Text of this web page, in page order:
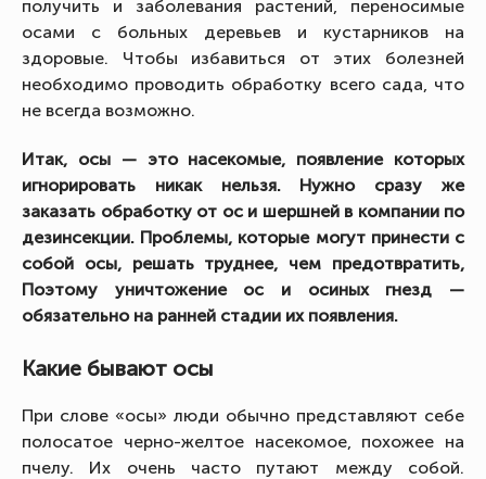
получить и заболевания растений, переносимые
осами с больных деревьев и кустарников на
здоровые. Чтобы избавиться от этих болезней
необходимо проводить обработку всего сада, что
не всегда возможно.
Итак, осы — это насекомые, появление которых
игнорировать никак нельзя. Нужно сразу же
заказать обработку от ос и шершней в компании по
дезинсекции. Проблемы, которые могут принести с
собой осы, решать труднее, чем предотвратить,
Поэтому уничтожение ос и осиных гнезд —
обязательно на ранней стадии их появления.
Какие бывают осы
При слове «осы» люди обычно представляют себе
полосатое черно-желтое насекомое, похожее на
пчелу. Их очень часто путают между собой.